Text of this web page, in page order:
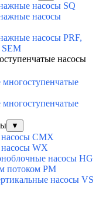
насосы SQ
насосы
насосы PRF,
SEM
насосы
многоступенчатые
многоступенчатые
▼
CMX
WX
насосы HG
потоком PM
насосы VS